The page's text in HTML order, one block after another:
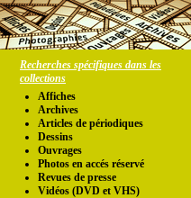
Recherches spécifiques dans les
collections
Affiches
Archives
Articles de périodiques
Dessins
Ouvrages
Photos en accés réservé
Revues de presse
Vidéos (DVD et VHS)